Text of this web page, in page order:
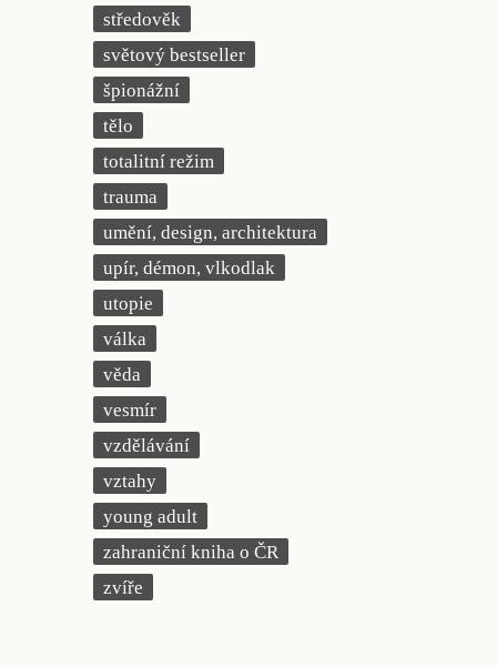
středověk
světový bestseller
špionážní
tělo
totalitní režim
trauma
umění, design, architektura
upír, démon, vlkodlak
utopie
válka
věda
vesmír
vzdělávání
vztahy
young adult
zahraniční kniha o ČR
zvíře